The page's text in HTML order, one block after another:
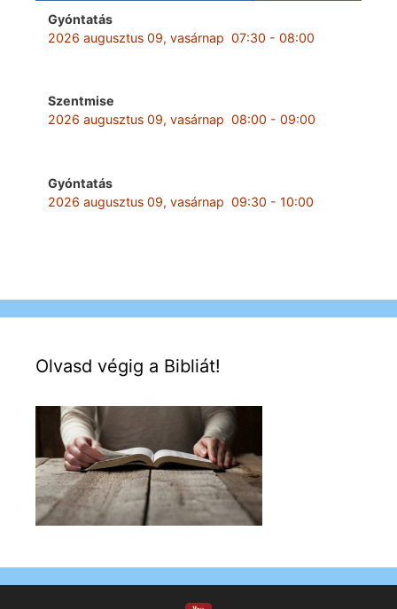
Gyóntatás
2026 augusztus 09, vasárnap 07:30 - 08:00
Szentmise
2026 augusztus 09, vasárnap 08:00 - 09:00
Gyóntatás
2026 augusztus 09, vasárnap 09:30 - 10:00
Olvasd végig a Bibliát!